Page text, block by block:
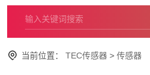
当前位置： TEC传感器 > 传感器